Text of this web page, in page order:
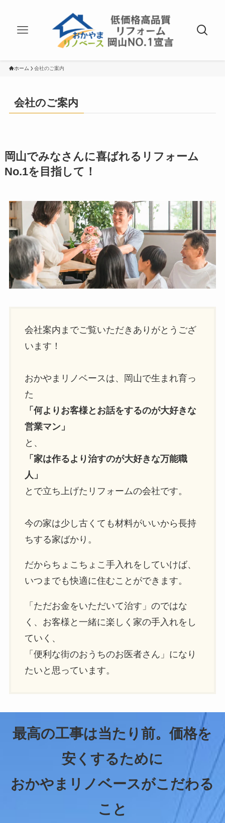
ホーム 会社のご案内
会社のご案内
岡山でみなさんに喜ばれるリフォーム
No.1を目指して！
会社案内までご覧いただきありがとうござ
います！
おかやまリノベースは、岡山で生まれ育っ
た
「何よりお客様とお話をするのが大好きな
営業マン」
と、
「家は作るより治すのが大好きな万能職
人」
とで立ち上げたリフォームの会社です。
今の家は少し古くても材料がいいから長持
ちする家ばかり。
だからちょこちょこ手入れをしていけば、
いつまでも快適に住むことができます。
「ただお金をいただいて治す」のではな
く、お客様と一緒に楽しく家の手入れをし
ていく、
「便利な街のおうちのお医者さん」になり
たいと思っています。
最高の工事は当たり前。価格を
安くするために
おかやまリノベースがこだわる
こと